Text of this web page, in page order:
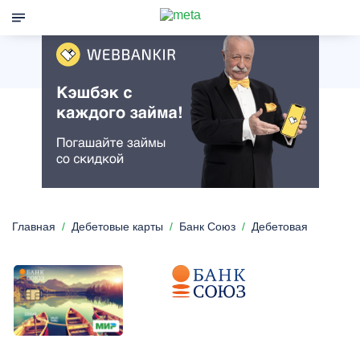
Главная Дебетовые карты Банк Союз Дебетовая